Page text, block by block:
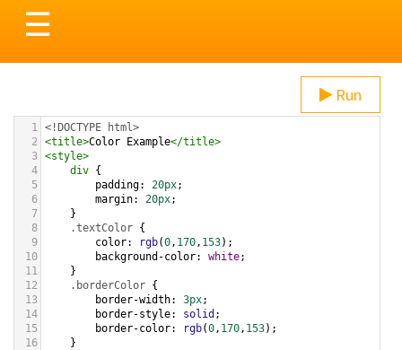
Toggle
navigation
☰
Run
1 <!DOCTYPE html>
2
<title>Color Example</title>
3 <style>
4
div {
5
padding: 20px;
6
margin: 20px;
7
}
8
.textColor {
9
color: rgb(0, 170, 153);
10
background-color: white;
11
}
12
.borderColor {
13
border-width: 3px;
14
border-style: solid ;
15
border-color: rgb(0, 170, 153);
16
}